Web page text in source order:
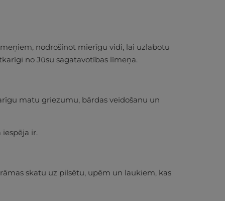
nodrošinot mierīgu vidi, lai uzlabotu
no Jūsu sagatavotības līmeņa.
matu griezumu, bārdas veidošanu un
ir.
skatu uz pilsētu, upēm un laukiem, kas